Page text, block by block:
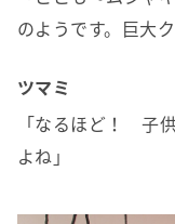
のようです。巨大
ツマミ
「なるほど！ 子
よね」